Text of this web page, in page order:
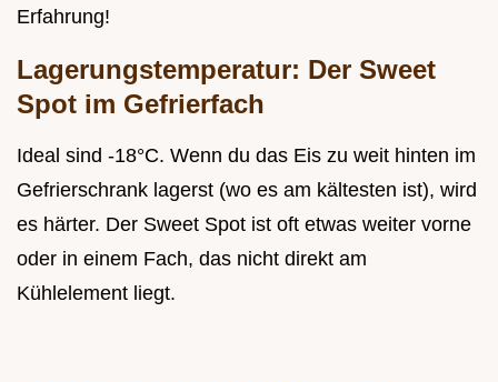
Erfahrung!
Lagerungstemperatur: Der Sweet
Spot im Gefrierfach
Ideal sind -18°C. Wenn du das Eis zu weit hinten im
Gefrierschrank lagerst (wo es am kältesten ist), wird
es härter. Der Sweet Spot ist oft etwas weiter vorne
oder in einem Fach, das nicht direkt am
Kühlelement liegt.